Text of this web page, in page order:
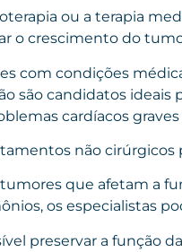
ou a terapia
o crescimento do
com condições
são candidatos ideais
cardíacos
não
que afetam a
os especialistas
preservar a função